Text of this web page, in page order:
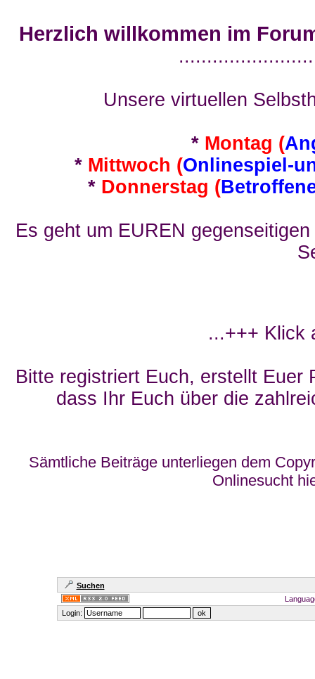
Herzlich willkommen im
Unsere virtuellen
* Montag (
* Mittwoch (Onlinespiel-
* Donnerstag (
Es geht um EUREN
...+++ Klick
Bitte registriert Euch, erstellt Euer
dass Ihr Euch über die
Sämtliche Beiträge unterliegen dem
Onlinesucht
Suchen
Login: